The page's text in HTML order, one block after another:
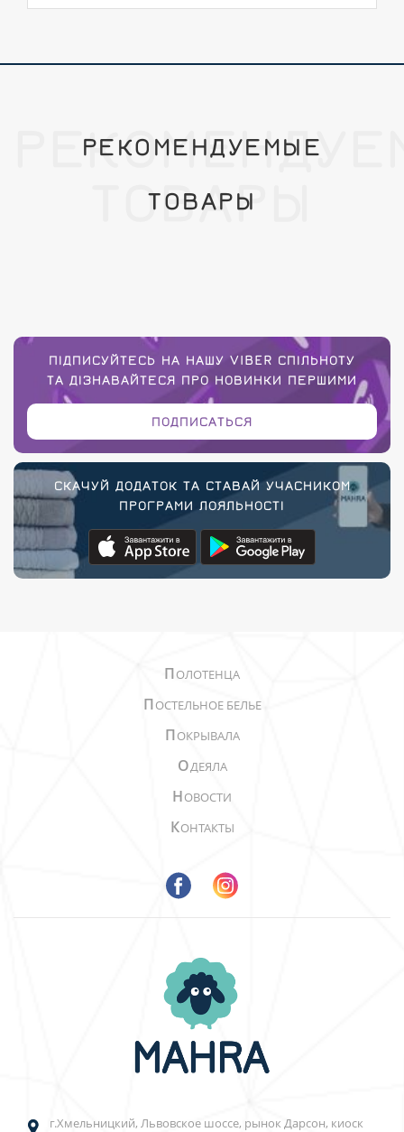
РЕКОМЕНДУЕМЫЕ
ТОВАРЫ
ТОВАРЫ
ПІДПИСУЙТЕСЬ НА НАШУ VIBER СПІЛЬНОТУ
ТА ДІЗНАВАЙТЕСЯ ПРО НОВИНКИ ПЕРШИМИ
ПОДПИСАТЬСЯ
СКАЧУЙ ДОДАТОК ТА СТАВАЙ УЧАСНИКОМ
ПРОГРАМИ ЛОЯЛЬНОСТІ
ПОЛОТЕНЦА
ПОСТЕЛЬНОЕ БЕЛЬЕ
ПОКРЫВАЛА
ОДЕЯЛА
НОВОСТИ
КОНТАКТЫ
г.Хмельницкий, Львовское шоссе, рынок Дарсон, киоск